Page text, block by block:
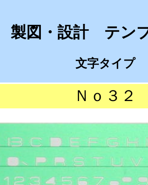
製図・設計 テン
文字タイプ
Ｎｏ３２